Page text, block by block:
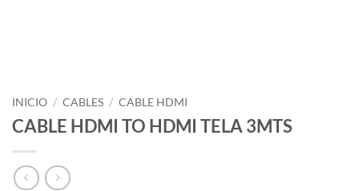
INICIO / CABLES / CABLE HDMI
CABLE HDMI TO HDMI TELA 3MTS